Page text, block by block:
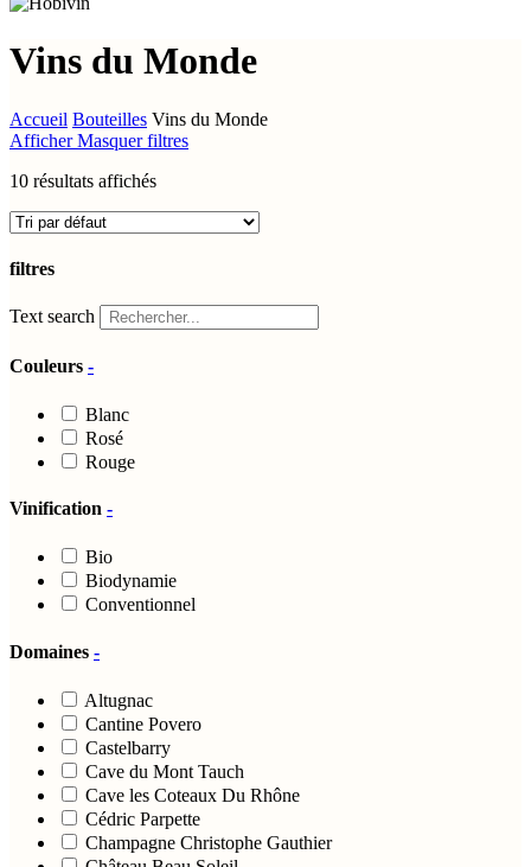
Vins du Monde
Accueil Bouteilles Vins du Monde
Afficher Masquer filtres
10 résultats affichés
filtres
Close
Text search
Couleurs -
Blanc
Rosé
Rouge
Vinification -
Bio
Biodynamie
Conventionnel
Domaines -
Altugnac
Cantine Povero
Castelbarry
Cave du Mont Tauch
Cave les Coteaux Du Rhône
Cédric Parpette
Champagne Christophe Gauthier